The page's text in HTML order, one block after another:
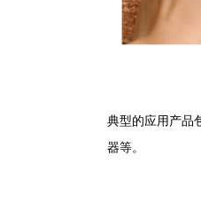
典型的应用产品
器等。